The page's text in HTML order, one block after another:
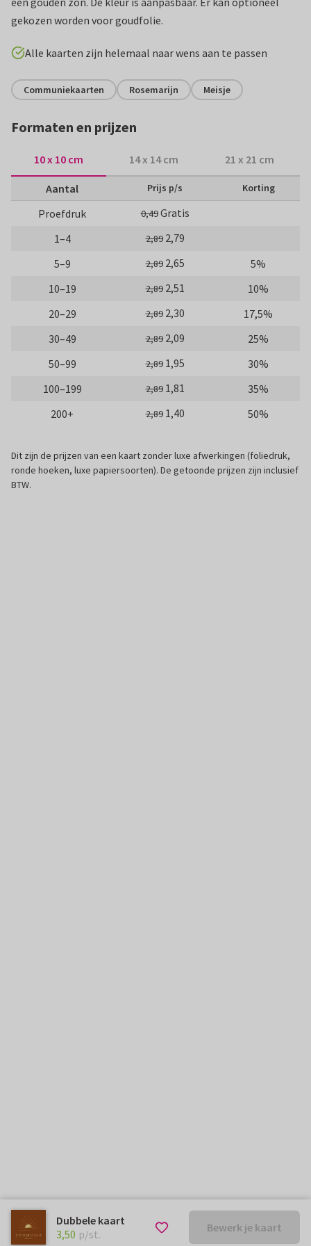
gekozen worden voor goudfolie.
Alle kaarten zijn helemaal naar wens aan te passen
Communiekaarten Rosemarijn Meisje
Formaten en prijzen
10 x 10 cm 14 x 14 cm 21 x 21 cm
Aantal Prijs p/s Korting
Proefdruk 0,49Gratis
1–4
2,89 2,79
5–9
2,89 2,65
5%
10–19
2,89 2,51
10%
20–29
2,89 2,30
17,5%
30–49
2,89 2,09
25%
50–99
2,89 1,95
30%
100–199
2,89 1,81
35%
200+
2,89 1,40 50%
Dit zijn de prijzen van een kaart zonder luxe afwerkingen (foliedruk,
ronde hoeken, luxe papiersoorten). De getoonde prijzen zijn inclusief
BTW.
Dubbele kaart
€ 3,50 p/st.
3,50 p/st. Bewerk je kaart